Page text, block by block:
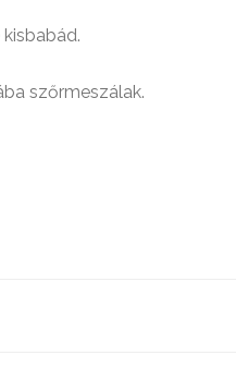
szőrmeszálak.